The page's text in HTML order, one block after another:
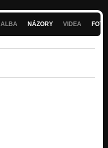
ALBA NÁZORY VIDEA